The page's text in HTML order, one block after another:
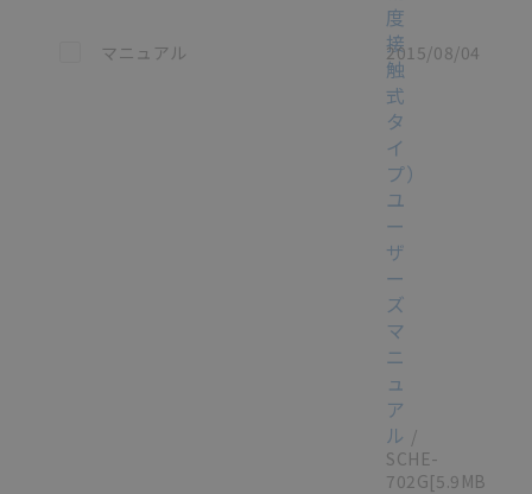
この資料を選択
マニュアル
度
接
触
式
タ
イ
プ）
ユ
ー
ザ
ー
ズ
マ
ニ
ュ
ア
ル /
SCHE-
702G[5.9MB]
2015/08/04